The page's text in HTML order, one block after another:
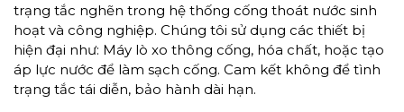
trạng tắc nghẽn trong hệ thống cống thoát nước sinh
hoạt và công nghiệp. Chúng tôi sử dụng các thiết bị
hiện đại như: Máy lò xo thông cống, hóa chất, hoặc tạo
áp lực nước để làm sạch cống. Cam kết không để tình
trạng tắc tái diễn, bảo hành dài hạn.